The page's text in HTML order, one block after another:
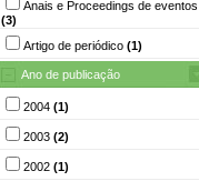
Anais e Proceedings de eventos
(3)
Artigo de periódico (1)
Ano de publicação
2004 (1)
2003 (2)
2002 (1)